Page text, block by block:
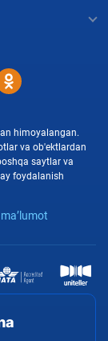
himoyalangan.
va ob'ektlardan
saytlar va
foydalanish